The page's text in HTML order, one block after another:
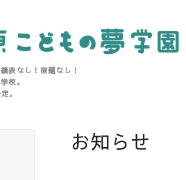
表なし！宿題なし！
校。
。
お知らせ